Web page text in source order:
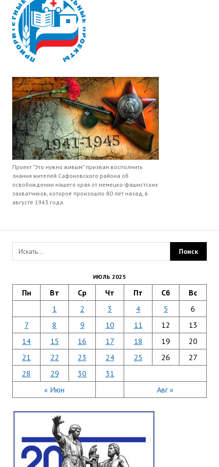
Проект "Это нужно живым" призван восполнить
знания жителей Сафоновского района об
освобождении нашего края от немецко-фашистских
захватчиков, которое произошло 80 лет назад, в
августе 1943 года.
ИЮЛЬ 2025
Пн Вт Ср Чт Пт Сб Вс
« Июн Авг »
1 2 3 4 5
6
7
8 9 10 11 12
13
14
15 16 17 18 19
20
21
22 23 24 25 26
27
28
29 30 31